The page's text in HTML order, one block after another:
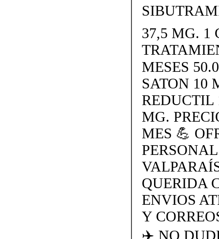
37,5 MG. 1
MESES
SATON 10
REDUCTIL
MG.
MES 💪
QUERIDA
ENVIOS
Y
✈️ NO